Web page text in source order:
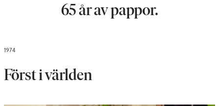
65 år av pappor.
1974
Först i världen